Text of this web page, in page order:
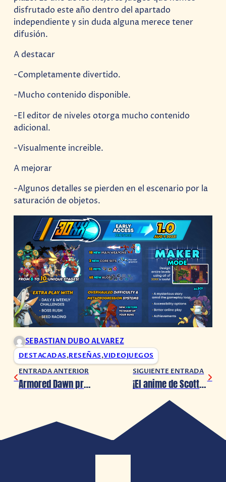
disfrutado este año dentro del apartado
independiente y sin duda alguna merece tener
difusión.
A destacar
-Completamente divertido.
-Mucho contenido disponible.
-El editor de niveles otorga mucho contenido
adicional.
-Visualmente increible.
A mejorar
-Algunos detalles se pierden en el escenario por la
saturación de objetos.
SEBASTIAN DUBO ALVAREZ
DESTACADAS,RESEÑAS,VIDEOJUEGOS
ENTRADA ANTERIOR
Armored Dawn presenta su nuevo sencillo, Brand New Way
SIGUIENTE ENTRADA
¡El anime de Scott Pilgrim lanza su primer avance!